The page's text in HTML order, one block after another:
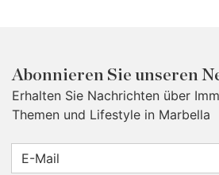
Abonnieren Sie unseren
Erhalten Sie Nachrichten über
Themen und Lifestyle in Marbella